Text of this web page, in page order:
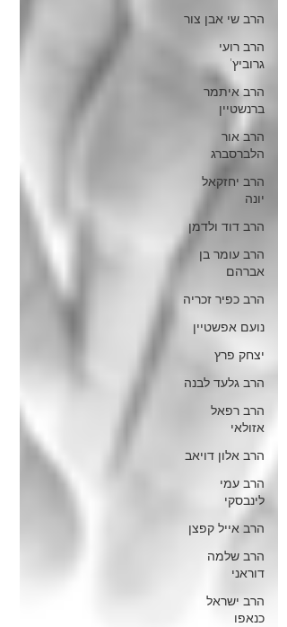
הרב שי אבן צור
הרב רועי
גרוביץ'
הרב איתמר
ברנשטיין
הרב אור
הלברסברג
הרב יחזקאל
יונה
הרב דוד ולדמן
הרב עומר בן
אברהם
הרב כפיר זכריה
נועם אפשטיין
יצחק פרץ
הרב גלעד לבנה
הרב רפאל
אזולאי
הרב אלון דויאב
הרב עמי
לינבסקי
הרב אייל קפצן
הרב שלמה
דוראני
הרב ישראל
כנאפו